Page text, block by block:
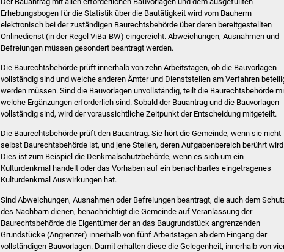
Erhebungsbogen für die Statistik über die Bautätigkeit wird vom Bauherrn
elektronisch bei der zuständigen Baurechtsbehörde über deren bereitgestellten
Onlinedienst (in der Regel ViBa-BW) eingereicht. Abweichungen, Ausnahmen und
Befreiungen müssen gesondert beantragt werden.
Die Baurechtsbehörde prüft innerhalb von zehn Arbeitstagen, ob die Bauvorlagen
vollständig sind und welche anderen Ämter und Dienststellen am Verfahren
werden müssen. Sind die Bauvorlagen unvollständig, teilt die Baurechtsbehörde
welche Ergänzungen erforderlich sind. Sobald der Bauantrag und die Bauvorlagen
vollständig sind, wird der voraussichtliche Zeitpunkt der Entscheidung mitgeteilt.
Die Baurechtsbehörde prüft den Bauantrag. Sie hört die Gemeinde, wenn sie nicht
selbst Baurechtsbehörde ist, und jene Stellen, deren Aufgabenbereich berührt
Dies ist zum Beispiel die Denkmalschutzbehörde, wenn es sich um ein
Kulturdenkmal handelt oder das Vorhaben auf ein benachbartes eingetragenes
Kulturdenkmal Auswirkungen hat.
Sind Abweichungen, Ausnahmen oder Befreiungen beantragt, die auch dem
des Nachbarn dienen, benachrichtigt die Gemeinde auf Veranlassung der
Baurechtsbehörde die Eigentümer der an das Baugrundstück angrenzenden
Grundstücke (Angrenzer) innerhalb von fünf Arbeitstagen ab dem Eingang der
vollständigen Bauvorlagen. Damit erhalten diese die Gelegenheit, innerhalb von